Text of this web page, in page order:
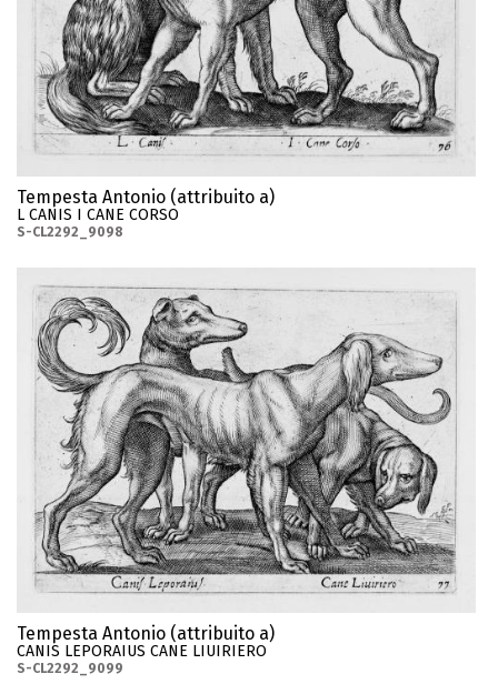
Tempesta Antonio (attribuito a)
L CANIS I CANE CORSO
S-CL2292_9098
Tempesta Antonio (attribuito a)
CANIS LEPORAIUS CANE LIUIRIERO
S-CL2292_9099